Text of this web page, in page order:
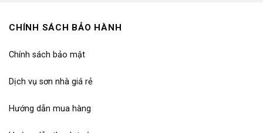
CHÍNH SÁCH BẢO HÀNH
Chính sách bảo mật
Dịch vụ sơn nhà giá rẻ
Hướng dẫn mua hàng